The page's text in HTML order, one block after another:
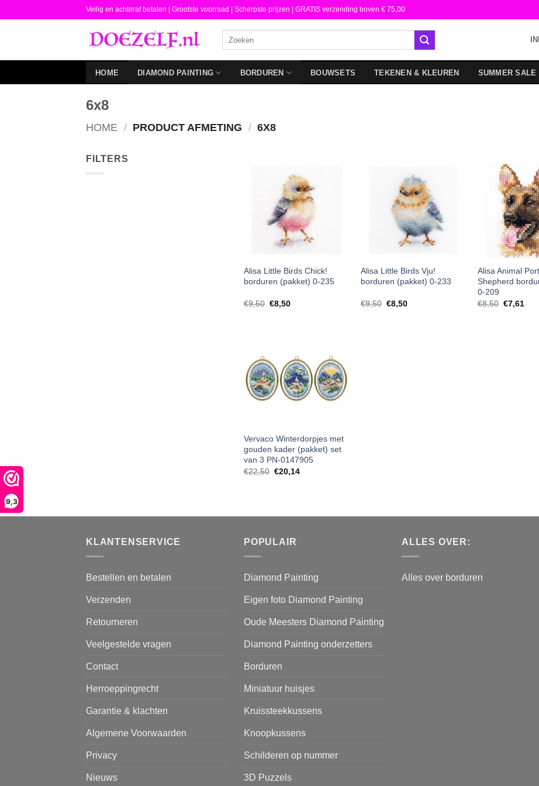
9,3
naar
Veilig en achteraf betalen | Grootste voorraad | Scherpste prijzen | GRATIS verzending boven € 75,00
HOME DIAMOND PAINTING BORDUREN BOUWSETS TEKENEN & KLEUREN SUMMER SALE
6x8
HOME / PRODUCT AFMETING / 6X8
FILTERS
Alisa Little Birds Chick!
borduren (pakket) 0-235
€9,50 €8,50
Alisa Little Birds Vju!
borduren (pakket) 0-233
€9,50 €8,50
Alisa Animal
Shepherd
0-209
€8,50 €7,61
Vervaco Winterdorpjes met
gouden kader (pakket) set
van 3 PN-0147905
€22,50 €20,14
KLANTENSERVICE
Bestellen en betalen
Verzenden
Retourneren
Veelgestelde vragen
Contact
Herroeppingrecht
Garantie & klachten
Algemene Voorwaarden
Privacy
Nieuws
POPULAIR
Diamond Painting
Eigen foto Diamond Painting
Oude Meesters Diamond Painting
Diamond Painting onderzetters
Borduren
Miniatuur huisjes
Kruissteekkussens
Knoopkussens
Schilderen op nummer
3D Puzzels
ALLES OVER:
Alles over borduren